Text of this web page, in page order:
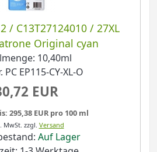
/ C13T27124010 / 27XL
Original cyan
10,40ml
PC EP115-CY-XL-O
EUR
295,38 EUR pro 100 ml
MwSt. zzgl. Versand
Auf Lager